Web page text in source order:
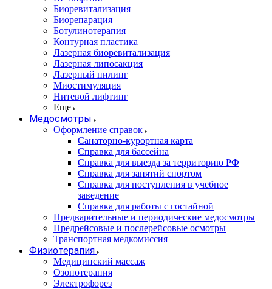
Биоревитализация
Биорепарация
Ботулинотерапия
Контурная пластика
Лазерная биоревитализация
Лазерная липосакция
Лазерный пилинг
Миостимуляция
Нитевой лифтинг
Еще
Медосмотры
Оформление справок
Санаторно-курортная карта
Справка для бассейна
Справка для выезда за территорию РФ
Справка для занятий спортом
Справка для поступления в учебное
заведение
Справка для работы с гостайной
Предварительные и периодические медосмотры
Предрейсовые и послерейсовые осмотры
Транспортная медкомиссия
Физиотерапия
Медицинский массаж
Озонотерапия
Электрофорез